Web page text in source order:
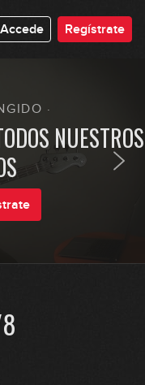
Accede Regístrate
·
NUESTROS
marcas en Am
Am
en A